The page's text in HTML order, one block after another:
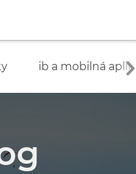
ib a mobilná